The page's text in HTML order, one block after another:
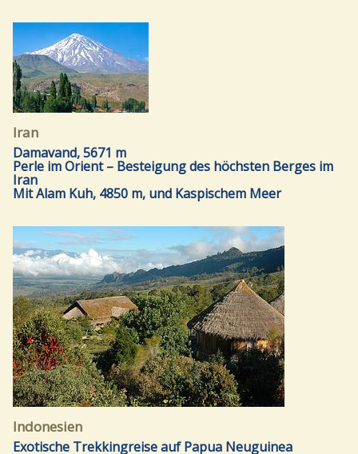
Iran
Damavand, 5671 m
Perle im Orient – Besteigung des höchsten Berges im
Iran
Mit Alam Kuh, 4850 m, und Kaspischem Meer
Indonesien
Exotische Trekkingreise auf Papua Neuguinea